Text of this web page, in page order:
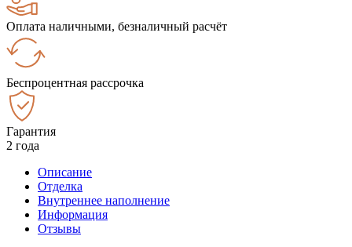
Оплата наличными, безналичный расчёт
Беспроцентная рассрочка
Гарантия
2 года
Описание
Отделка
Внутреннее наполнение
Информация
Отзывы